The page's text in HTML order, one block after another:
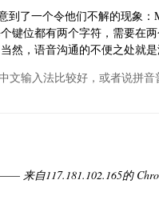
到了一个令他们不解的现象
键位都有两个字符，需要在
然，语音沟通的不便之处就
文输入法比较好，或者说拼
—— 来自117.181.102.165的